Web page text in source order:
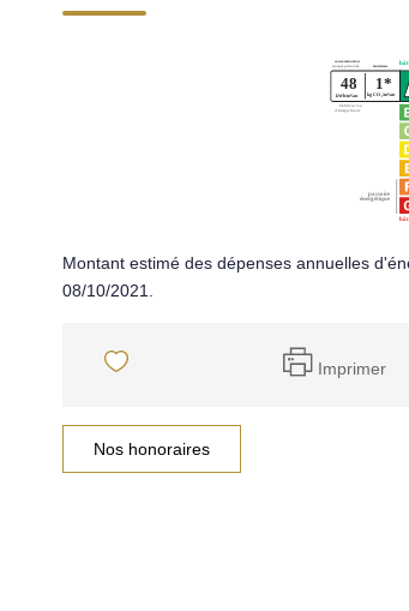
Montant estimé des dépenses annuelles
08/10/2021.
Imprimer
Nos honoraires